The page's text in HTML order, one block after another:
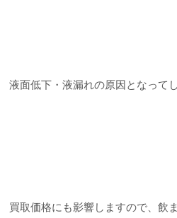
液面低下・液漏れの原因となって
買取価格にも影響しますので、飲